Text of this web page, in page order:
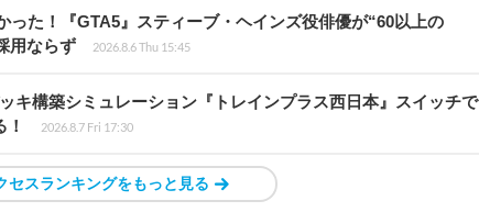
った！『GTA5』スティーブ・ヘインズ役俳優が“60以上の
用ならず
2026.8.6 Thu 15:45
キ構築シミュレーション『トレインプラス西日本』スイッチで
2026.8.7 Fri 17:30
セスランキングをもっと見る